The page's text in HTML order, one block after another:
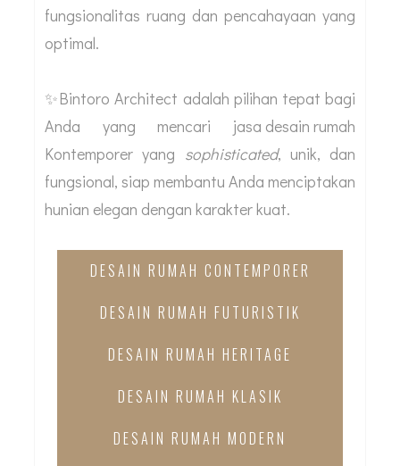
fungsionalitas ruang dan pencahayaan yang
optimal.
✨Bintoro Architect adalah pilihan tepat bagi
Anda yang mencari jasa desain rumah
Kontemporer yang sophisticated, unik, dan
fungsional, siap membantu Anda menciptakan
hunian elegan dengan karakter kuat.
DESAIN RUMAH CONTEMPORER
DESAIN RUMAH FUTURISTIK
DESAIN RUMAH HERITAGE
DESAIN RUMAH KLASIK
DESAIN RUMAH MODERN